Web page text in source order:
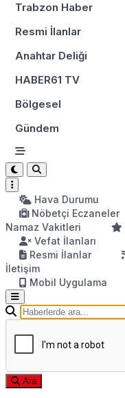
Trabzon Haber
Resmi İlanlar
Anahtar Deliği
HABER61 TV
Bölgesel
Gündem
Hava Durumu
Nöbetçi Eczaneler
Namaz Vakitleri
Vefat İlanları
Resmi İlanlar
İletişim
Mobil Uygulama
Ara